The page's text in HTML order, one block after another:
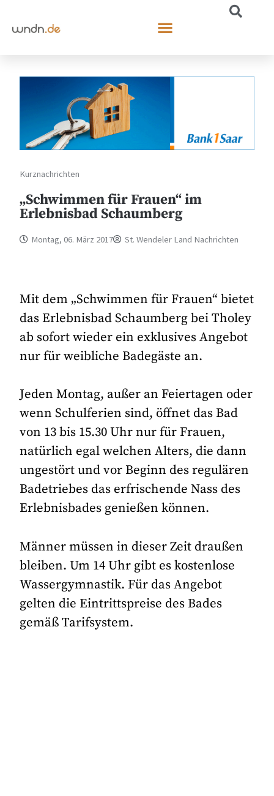
Kurznachrichten
„Schwimmen für Frauen“ im
Erlebnisbad Schaumberg
Montag, 06. März 2017 St. Wendeler Land Nachrichten
Mit dem „Schwimmen für Frauen“ bietet
das Erlebnisbad Schaumberg bei Tholey
ab sofort wieder ein exklusives Angebot
nur für weibliche Badegäste an.
Jeden Montag, außer an Feiertagen oder
wenn Schulferien sind, öffnet das Bad
von 13 bis 15.30 Uhr nur für Frauen,
natürlich egal welchen Alters, die dann
ungestört und vor Beginn des regulären
Badetriebes das erfrischende Nass des
Erlebnisbades genießen können.
Männer müssen in dieser Zeit draußen
bleiben. Um 14 Uhr gibt es kostenlose
Wassergymnastik. Für das Angebot
gelten die Eintrittspreise des Bades
gemäß Tarifsystem.